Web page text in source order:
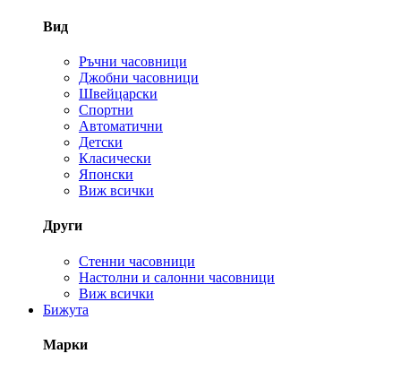
Вид
Ръчни часовници
Джобни часовници
Швейцарски
Спортни
Автоматични
Детски
Класически
Японски
Виж всички
Други
Стенни часовници
Настолни и салонни часовници
Виж всички
Бижута
Марки